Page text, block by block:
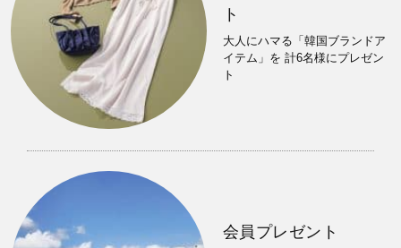
ト
大人にハマる「韓国ブランドア
イテム」を 計6名様にプレゼン
ト
会員プレゼント